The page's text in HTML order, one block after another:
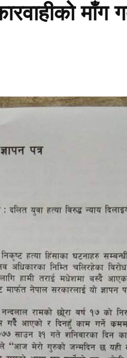
माँग